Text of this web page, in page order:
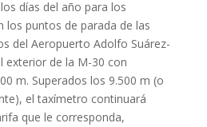
días del año para los
los puntos de parada de las
del Aeropuerto Adolfo Suárez-
exterior de la M-30 con
m. Superados los 9.500 m (o
el taxímetro continuará
que le corresponda,